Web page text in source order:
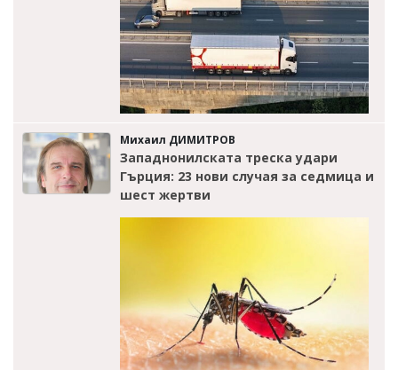
Михаил ДИМИТРОВ
Западнонилската треска удари
Гърция: 23 нови случая за седмица и
шест жертви